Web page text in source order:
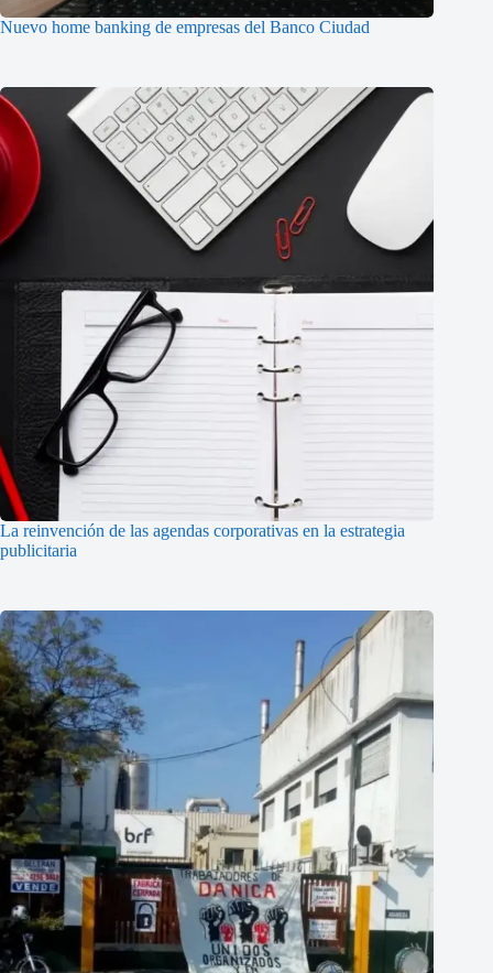
Nuevo home banking de empresas del Banco Ciudad
La reinvención de las agendas corporativas en la estrategia
publicitaria